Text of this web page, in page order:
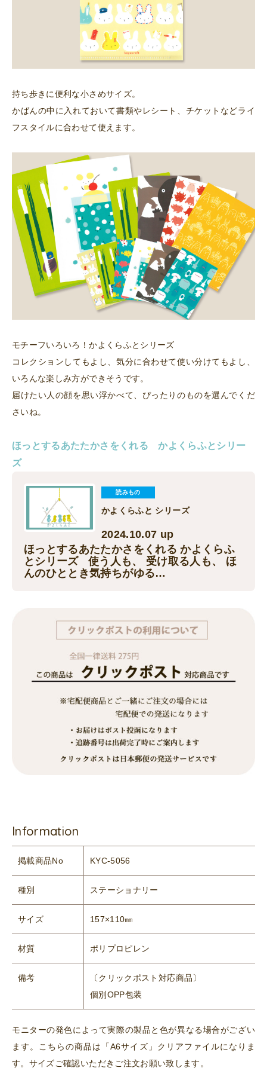
持ち歩きに便利な小さめサイズ。
かばんの中に入れておいて書類やレシート、チケットなどライ
フスタイルに合わせて使えます。
モチーフいろいろ！かよくらふとシリーズ
コレクションしてもよし、気分に合わせて使い分けてもよし、
いろんな楽しみ方ができそうです。
届けたい人の顔を思い浮かべて、ぴったりのものを選んでくだ
さいね。
ほっとするあたたかさをくれるかよくらふとシリー
ズ
読みもの
かよくらふと シリーズ
2024.10.07 up
ほっとするあたたかさをくれる かよくらふ
とシリーズ 使う人も、 受け取る人も、 ほ
んのひととき気持ちがゆる…
Information
掲載商品No KYC-5056
種別 ステーショナリー
サイズ 157×110㎜
材質 ポリプロピレン
備考
〔クリックポスト対応商品〕
個別OPP包装
モニターの発色によって実際の製品と色が異なる場合がござい
ます。こちらの商品は「A6サイズ」クリアファイルになりま
す。サイズご確認いただきご注文お願い致します。